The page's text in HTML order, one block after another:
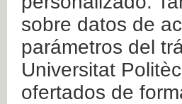
sobre datos de
parámetros del
Universitat
ofertados de